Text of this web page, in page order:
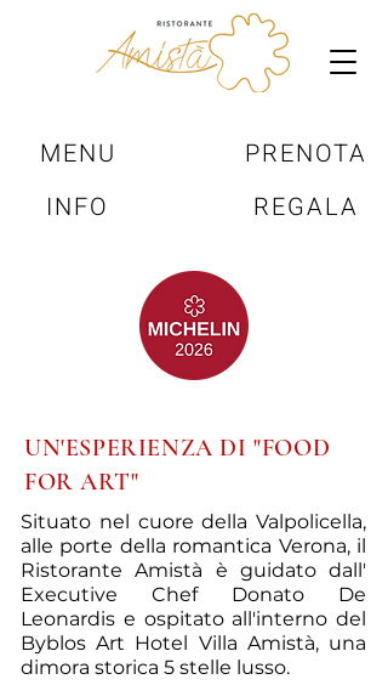
PRENOTA
MENU
INFO
REGALA
UN'ESPERIENZA DI "FOOD
FOR ART"
Situato nel cuore della Valpolicella,
alle porte della romantica Verona, il
Ristorante Amistà è guidato dall'
Executive Chef Donato De
Leonardis e ospitato all'interno del
Byblos Art Hotel Villa Amistà, una
dimora storica 5 stelle lusso.